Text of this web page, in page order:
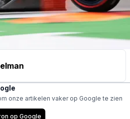
onze artikelen vaker op Google te zien
op Google